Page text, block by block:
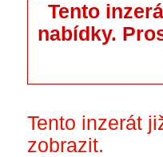
Tento
nabídky.
Tento inzerát
zobrazit.